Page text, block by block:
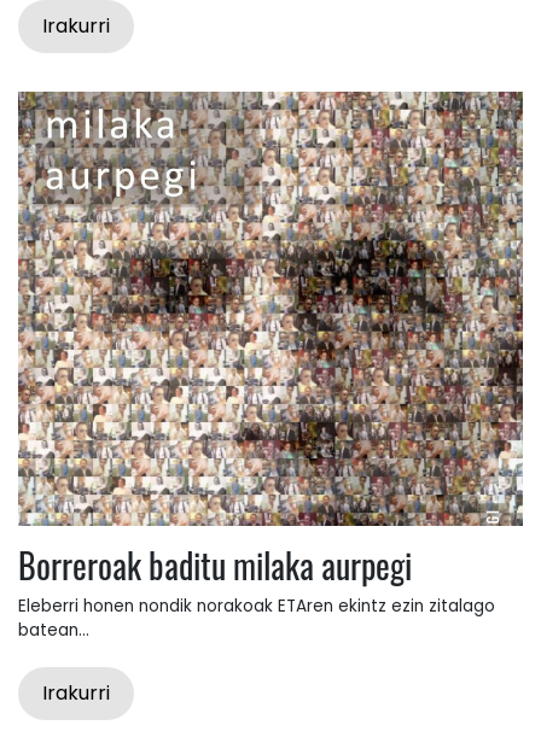
Irakurri
Borreroak baditu milaka aurpegi
Eleberri honen nondik norakoak ETAren ekintz ezin zitalago
batean...
Irakurri